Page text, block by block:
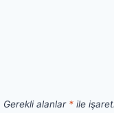
Gerekli alanlar * ile